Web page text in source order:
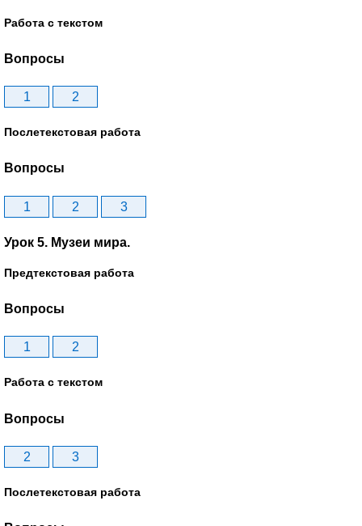
Работа с текстом
Вопросы
1 2
Послетекстовая работа
Вопросы
1 2 3
Урок 5. Музеи мира.
Предтекстовая работа
Вопросы
1 2
Работа с текстом
Вопросы
2 3
Послетекстовая работа